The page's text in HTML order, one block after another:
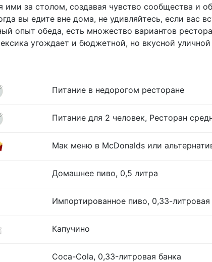
ими за столом, создавая чувство сообщества и
вы едите вне дома, не удивляйтесь, если вас
опыт обеда, есть множество вариантов
угождает и бюджетной, но вкусной
Питание в недорогом ресторане
Питание для 2 человек, Ресторан
Мак меню в McDonalds или
Домашнее пиво, 0,5 литра
Импортированное пиво, 0,33-литровая
Капучино
Coca-Cola, 0,33-литровая банка